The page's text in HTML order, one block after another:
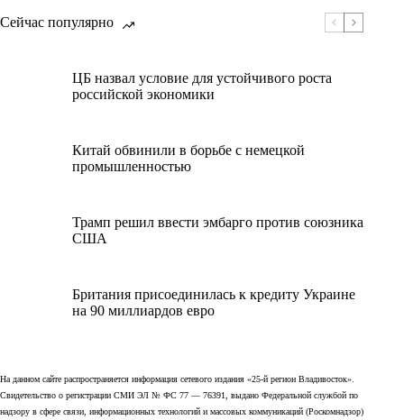
Сейчас популярно
ЦБ назвал условие для устойчивого роста
российской экономики
Китай обвинили в борьбе с немецкой
промышленностью
Трамп решил ввести эмбарго против союзника
США
Британия присоединилась к кредиту Украине
на 90 миллиардов евро
На данном сайте распространяется информация сетевого издания «25-й регион Владивосток».
Свидетельство о регистрации СМИ ЭЛ № ФС 77 — 76391, выдано Федеральной службой по
надзору в сфере связи, информационных технологий и массовых коммуникаций (Роскомнадзор)